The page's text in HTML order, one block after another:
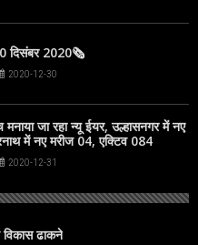
दिसंबर 2020🗞
2020-12-30
जा रहा न्यू ईयर, उल्हासनगर में नए
में नए मरीज 04, एक्टिव 084
2020-12-31
ढाकने